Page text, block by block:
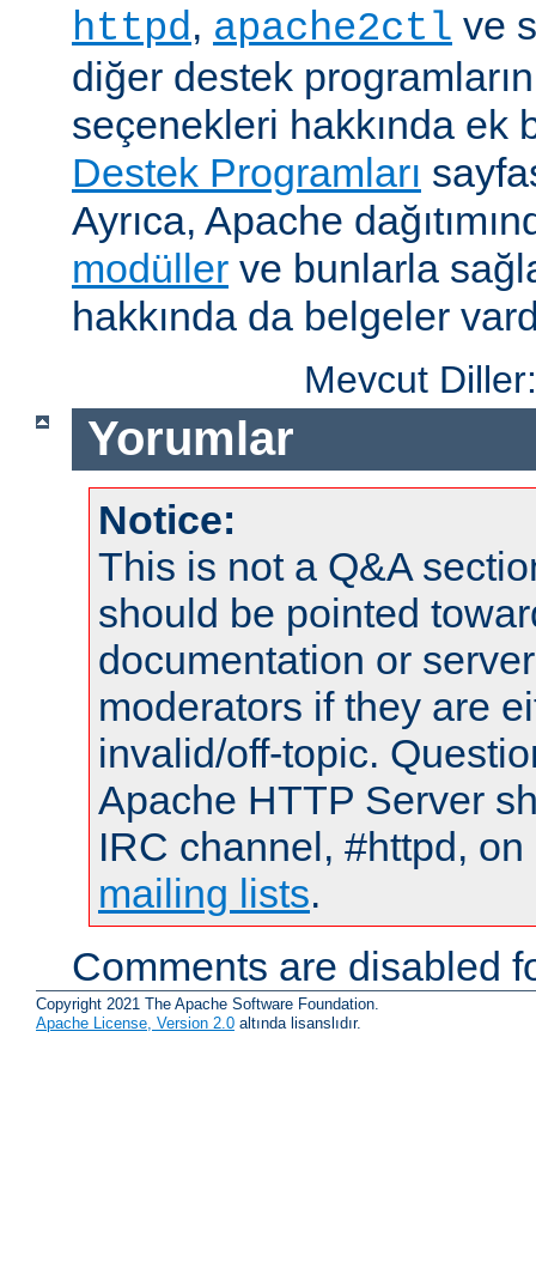
httpd, apache2ctl ve
diğer destek
seçenekleri hakkında ek
Destek Programları
Ayrıca, Apache
modüller ve bunlarla
hakkında da belgeler
Mevcut
Yorumlar
Notice:
This is not a Q&A
should be pointed
documentation or
moderators if they are
invalid/off-topic.
Apache HTTP Server
IRC channel, #httpd,
mailing lists.
Comments are disabled
Copyright 2021 The Apache Software Foundation.
Apache License, Version 2.0 altında lisanslıdır.